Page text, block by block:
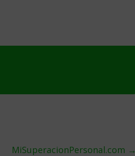
MiSuperacionPersonal.com →